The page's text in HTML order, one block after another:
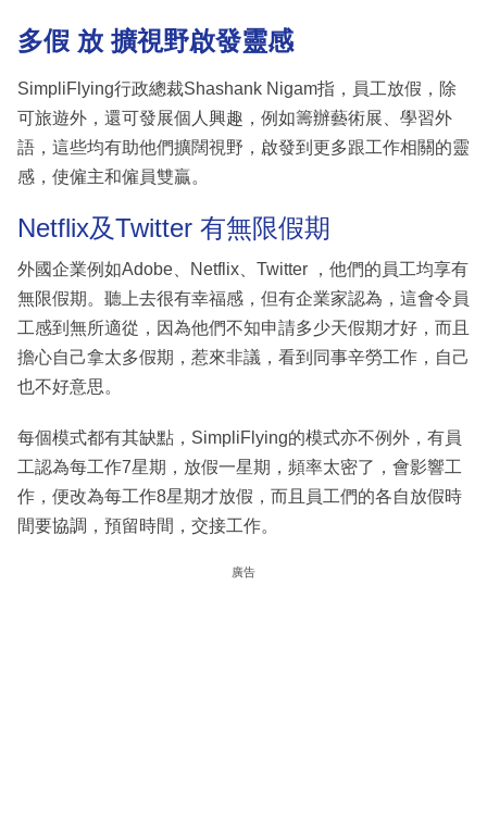
多假 放 擴視野啟發靈感
SimpliFlying行政總裁Shashank Nigam指，員工放假，除
可旅遊外，還可發展個人興趣，例如籌辦藝術展、學習外
語，這些均有助他們擴闊視野，啟發到更多跟工作相關的靈
感，使僱主和僱員雙贏。
Netflix及Twitter 有無限假期
外國企業例如Adobe、Netflix、Twitter ，他們的員工均享有
無限假期。聽上去很有幸福感，但有企業家認為，這會令員
工感到無所適從，因為他們不知申請多少天假期才好，而且
擔心自己拿太多假期，惹來非議，看到同事辛勞工作，自己
也不好意思。
每個模式都有其缺點，SimpliFlying的模式亦不例外，有員
工認為每工作7星期，放假一星期，頻率太密了，會影響工
作，便改為每工作8星期才放假，而且員工們的各自放假時
間要協調，預留時間，交接工作。
廣告